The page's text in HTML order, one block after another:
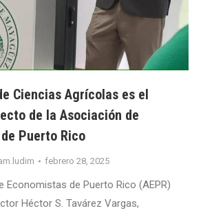
Ciencias Agrícolas es el
de la Asociación de
Puerto Rico
febrero 28, 2025
Economistas de Puerto Rico (AEPR)
Héctor S. Tavárez Vargas,